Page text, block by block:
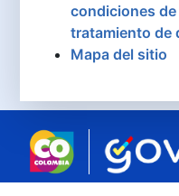
condiciones
tratamiento de
Mapa del sitio